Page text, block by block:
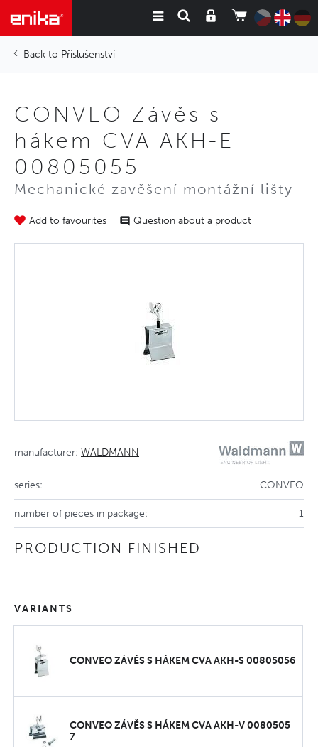
Příslušenství
CONVEO Závěs s
hákem CVA AKH-E
00805055
Mechanické zavěšení montážní lišty
Add to favourites Question about a product
manufacturer: WALDMANN
series: CONVEO
number of pieces in package: 1
PRODUCTION FINISHED
VARIANTS
CONVEO ZÁVĚS S HÁKEM CVA AKH-S 00805056
CONVEO ZÁVĚS S HÁKEM CVA AKH-V 0080505
7